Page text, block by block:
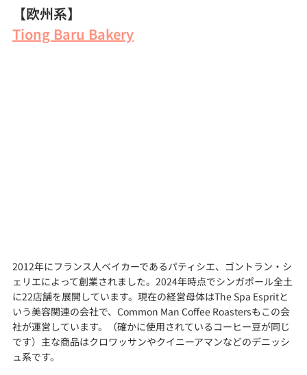
【欧州系】
Tiong Baru Bakery
2012年にフランス人ベイカーであるパティシエ、ゴントラン・シ
ェリエによって創業されました。2024年時点でシンガポール全土
に22店舗を展開しています。現在の経営母体はThe Spa Espritと
いう美容関連の会社で、Common Man Coffee Roastersもこの会
社が運営しています。（確かに使用されているコーヒー豆が同じ
です）主な商品はクロワッサンやクイニーアマンなどのデニッシ
ュ系です。